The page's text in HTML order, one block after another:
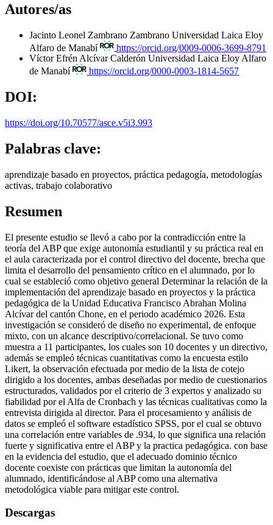
Autores/as
Jacinto Leonel Zambrano Zambrano Universidad Laica Eloy
Alfaro de Manabí
https://orcid.org/0009-0006-3699-8791
Víctor Efrén Alcívar Calderón Universidad Laica Eloy Alfaro
de Manabí
https://orcid.org/0000-0003-1814-5657
DOI:
https://doi.org/10.70577/asce.v5i3.993
Palabras clave:
aprendizaje basado en proyectos, práctica pedagogía, metodologías
activas, trabajo colaborativo
Resumen
El presente estudio se llevó a cabo por la contradicción entre la
teoría del ABP que exige autonomía estudiantil y su práctica real en
el aula caracterizada por el control directivo del docente, brecha que
limita el desarrollo del pensamiento crítico en el alumnado, por lo
cual se estableció como objetivo general Determinar la relación de la
implementación del aprendizaje basado en proyectos y la práctica
pedagógica de la Unidad Educativa Francisco Abrahan Molina
Alcívar del cantón Chone, en el periodo académico 2026. Esta
investigación se consideró de diseño no experimental, de enfoque
mixto, con un alcance descriptivo/correlacional. Se tuvo como
muestra a 11 participantes, los cuales son 10 docentes y un directivo,
además se empleó técnicas cuantitativas como la encuesta estilo
Likert, la observación efectuada por medio de la lista de cotejo
dirigido a los docentes, ambas deseñadas por medio de cuestionarios
estructurados, validados por el criterio de 3 expertos y analizado su
fiabilidad por el Alfa de Cronbach y las técnicas cualitativas como la
entrevista dirigida al director. Para el procesamiento y análisis de
datos se empleó el software estadístico SPSS, por el cual se obtuvo
una correlación entre variables de .934, lo que significa una relación
fuerte y significativa entre el ABP y la practica pedagógica. con base
en la evidencia del estudio, que el adecuado dominio técnico
docente coexiste con prácticas que limitan la autonomía del
alumnado, identificándose al ABP como una alternativa
metodológica viable para mitigar este control.
Descargas